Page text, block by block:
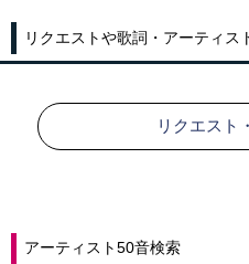
リクエストや歌詞・アーティス
リクエスト
アーティスト50音検索